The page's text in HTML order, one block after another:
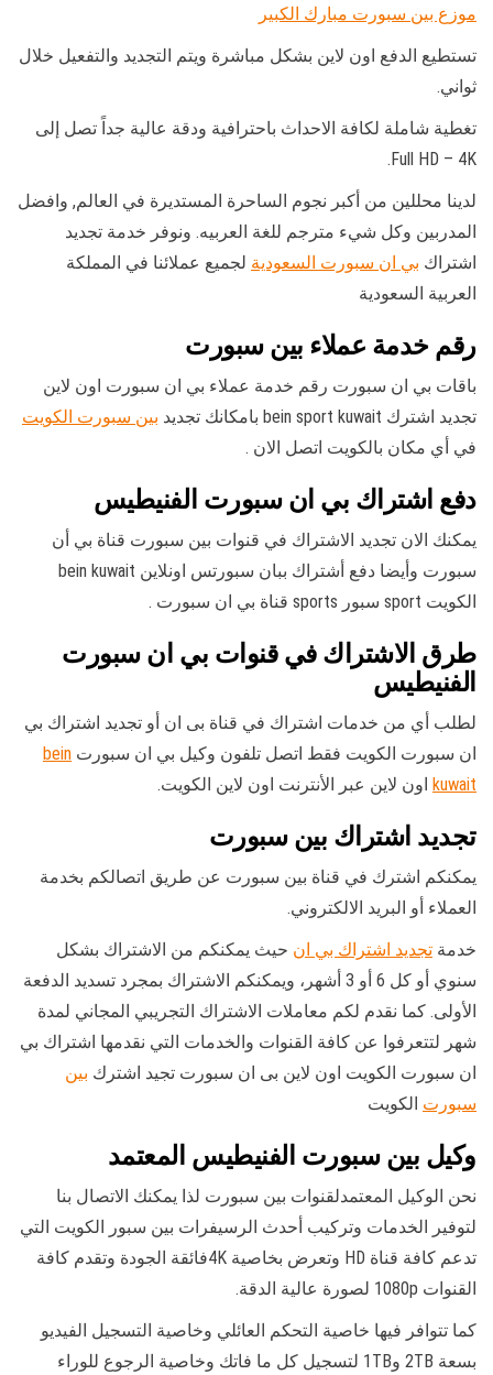
موزع بين سبورت مبارك الكبير
تستطيع الدفع اون لاين بشكل مباشرة ويتم التجديد والتفعيل خلال
ثواني.
تغطية شاملة لكافة الاحداث باحترافية ودقة عالية جداً تصل إلى
Full HD – 4K.
لدينا محللين من أكبر نجوم الساحرة المستديرة في العالم, وافضل
المدربين وكل شيء مترجم للغة العربيه. ونوفر خدمة تجديد
اشتراك بي ان سبورت السعودية لجميع عملائنا في المملكة
العربية السعودية
رقم خدمة عملاء بين سبورت
باقات بي ان سبورت رقم خدمة عملاء بي ان سبورت اون لاين
تجديد اشترك bein sport kuwait بامكانك تجديد
بين سبورت الكويت
في أي مكان بالكويت اتصل الان .
دفع اشتراك بي ان سبورت الفنيطيس
يمكنك الان تجديد الاشتراك في قنوات بين سبورت قناة بي أن
سبورت وأيضا دفع أشتراك ببان سبورتس اونلاين bein kuwait
الكويت sport سبور sports قناة بي ان سبورت .
طرق الاشتراك في قنوات بي ان سبورت
الفنيطيس
لطلب أي من خدمات اشتراك في قناة بى ان أو تجديد اشتراك بي
ان سبورت الكويت فقط اتصل تلفون وكيل بي ان سبورت bein
kuwait اون لاين عبر الأنترنت اون لاين الكويت.
تجديد اشتراك بين سبورت
يمكنكم اشترك في قناة بين سبورت عن طريق اتصالكم بخدمة
العملاء أو البريد الالكتروني.
خدمة تجديد اشتراك بي ان حيث يمكنكم من الاشتراك بشكل
سنوي أو كل 6 أو 3 أشهر، ويمكنكم الاشتراك بمجرد تسديد الدفعة
الأولى. كما نقدم لكم معاملات الاشتراك التجريبي المجاني لمدة
شهر لتتعرفوا عن كافة القنوات والخدمات التي نقدمها اشتراك بي
ان سبورت الكويت اون لاين بى ان سبورت تجيد اشترك بين
سبورت الكويت
وكيل بين سبورت الفنيطيس المعتمد
نحن الوكيل المعتمدلقنوات بين سبورت لذا يمكنك الاتصال بنا
لتوفير الخدمات وتركيب أحدث الرسيفرات بين سبور الكويت التي
تدعم كافة قناة HD وتعرض بخاصية 4Kفائقة الجودة وتقدم كافة
القنوات 1080p لصورة عالية الدقة.
كما تتوافر فيها خاصية التحكم العائلي وخاصية التسجيل الفيديو
بسعة 2TB و1TB لتسجيل كل ما فاتك وخاصية الرجوع للوراء